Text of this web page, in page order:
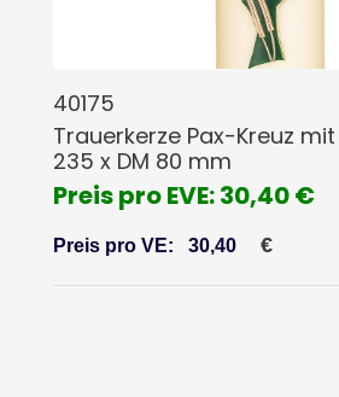
40175
Trauerkerze Pax-Kreuz
235 x DM 80 mm
Preis pro EVE: 30,40 €
Preis pro VE: 30,40 €